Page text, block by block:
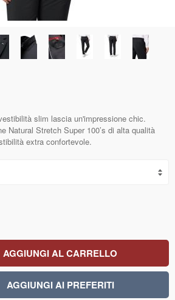
slim lascia un'impressione chic.
Natural Stretch Super 100’s di alta qualità
extra confortevole.